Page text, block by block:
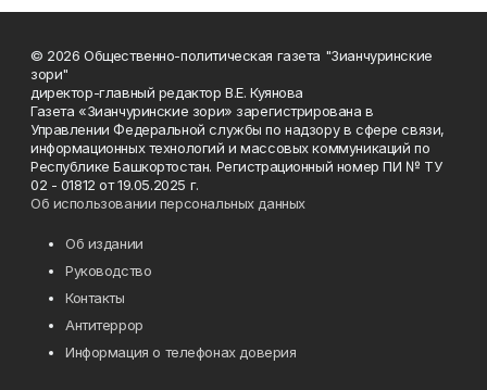
© 2026 Общественно-политическая газета "Зианчуринские
зори"
директор-главный редактор В.Е. Куянова
Газета «Зианчуринские зори» зарегистрирована в
Управлении Федеральной службы по надзору в сфере связи,
информационных технологий и массовых коммуникаций по
Республике Башкортостан. Регистрационный номер ПИ № ТУ
02 - 01812 от 19.05.2025 г.
Об использовании персональных данных
Об издании
Руководство
Контакты
Антитеррор
Информация о телефонах доверия